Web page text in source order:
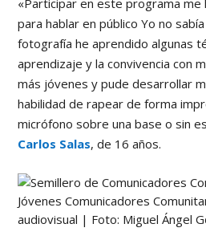
«Participar en este programa me
para hablar en público Yo no
fotografía he aprendido algunas
aprendizaje y la convivencia con
más jóvenes y pude desarrollar
habilidad de rapear de forma
micrófono sobre una base o sin
Carlos Salas, de 16 años.
Jóvenes Comunicadores
audiovisual | Foto: Miguel Ángel